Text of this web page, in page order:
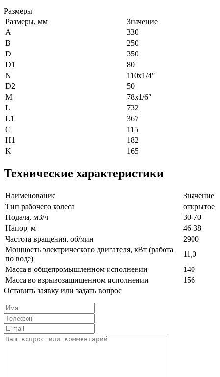
Размеры
Размеры, мм
Значение
A
330
B
250
D
350
D1
80
N
110х1/4″
D2
50
M
78х1/6″
L
732
L1
367
C
115
H1
182
K
165
Технические характеристики
Наименование
Значение
Тип рабочего колеса
открытое
Подача, м3/ч
30-70
Напор, м
46-38
Частота вращения, об/мин
2900
Мощность электрического двигателя, кВт (работа
по воде)
11,0
Масса в общепромышленном исполнении
140
Масса во взрывозащищенном исполнении
156
Оставить заявку или задать вопрос